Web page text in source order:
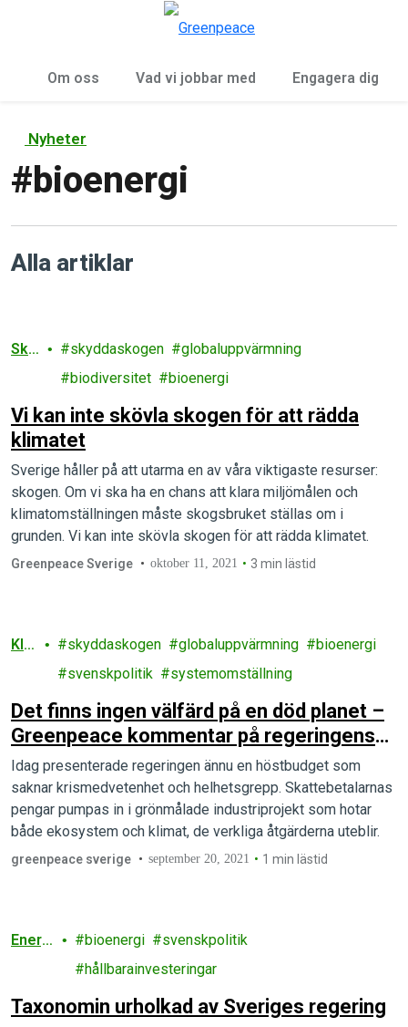
Om oss Vad vi jobbar med Engagera dig
Nyheter
#bioenergi
Alla artiklar
Sko
skyddaskogen
globaluppvärmning
biodiversitet
bioenergi
Vi kan inte skövla skogen för att rädda
klimatet
Sverige håller på att utarma en av våra viktigaste resurser:
skogen. Om vi ska ha en chans att klara miljömålen och
klimatomställningen måste skogsbruket ställas om i
grunden. Vi kan inte skövla skogen för att rädda klimatet.
Greenpeace Sverige oktober 11, 2021 3 min lästid
Kli
skyddaskogen globaluppvärmning
bioenergi
svenskpolitik
systemomställning
Det finns ingen välfärd på en död planet –
Greenpeace kommentar på regeringens
höstbudget
Idag presenterade regeringen ännu en höstbudget som
saknar krismedvetenhet och helhetsgrepp. Skattebetalarnas
pengar pumpas in i grönmålade industriprojekt som hotar
både ekosystem och klimat, de verkliga åtgärderna uteblir.
greenpeace sverige september 20, 2021 1 min lästid
Energ
bioenergi
svenskpolitik
hållbarainvesteringar
Taxonomin urholkad av Sveriges regering